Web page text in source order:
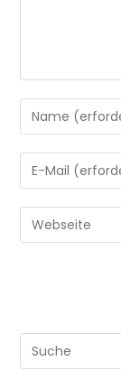
Gib
deinen
Namen
oder
zum
Kommentieren
Gib
deine
E-
Mail-
Gib
deine
(optional)
Search
this